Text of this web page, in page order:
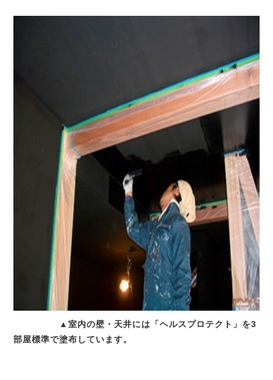
▲室内の壁・天井には「ヘルスプロテクト」を3
部屋標準で塗布しています。